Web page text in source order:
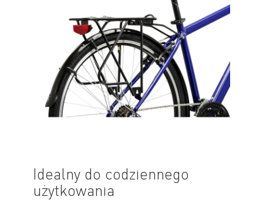
Idealny do codziennego
użytkowania